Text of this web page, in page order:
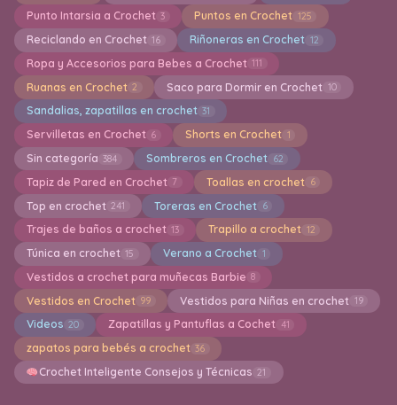
Punto Intarsia a Crochet 3 Puntos en Crochet 125
Reciclando en Crochet 16 Riñoneras en Crochet 12
Ropa y Accesorios para Bebes a Crochet 111
Ruanas en Crochet 2 Saco para Dormir en Crochet 10
Sandalias, zapatillas en crochet 31
Servilletas en Crochet 6 Shorts en Crochet 1
Sin categoría 384 Sombreros en Crochet 62
Tapiz de Pared en Crochet 7 Toallas en crochet 6
Top en crochet 241 Toreras en Crochet 6
Trajes de baños a crochet 13 Trapillo a crochet 12
Túnica en crochet 15 Verano a Crochet 1
Vestidos a crochet para muñecas Barbie 8
Vestidos en Crochet 99 Vestidos para Niñas en crochet 19
Videos 20 Zapatillas y Pantuflas a Cochet 41
zapatos para bebés a crochet 36
Crochet Inteligente Consejos y Técnicas 21